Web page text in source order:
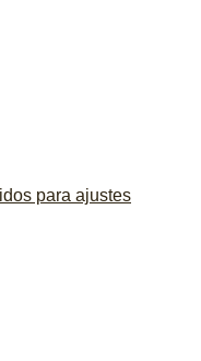
para ajustes